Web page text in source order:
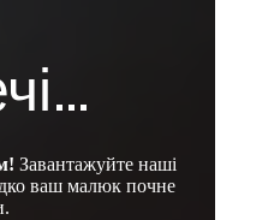
Завантажуйте наші
ваш малюк почне